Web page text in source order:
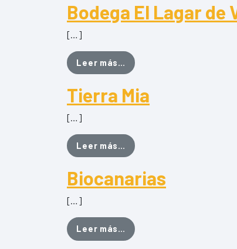
Bodega El Lagar de
[…]
Leer más… from Bodega El Lagar de
Tierra Mia
[…]
Leer más… from Tierra Mia
Biocanarias
[…]
Leer más… from Biocanarias